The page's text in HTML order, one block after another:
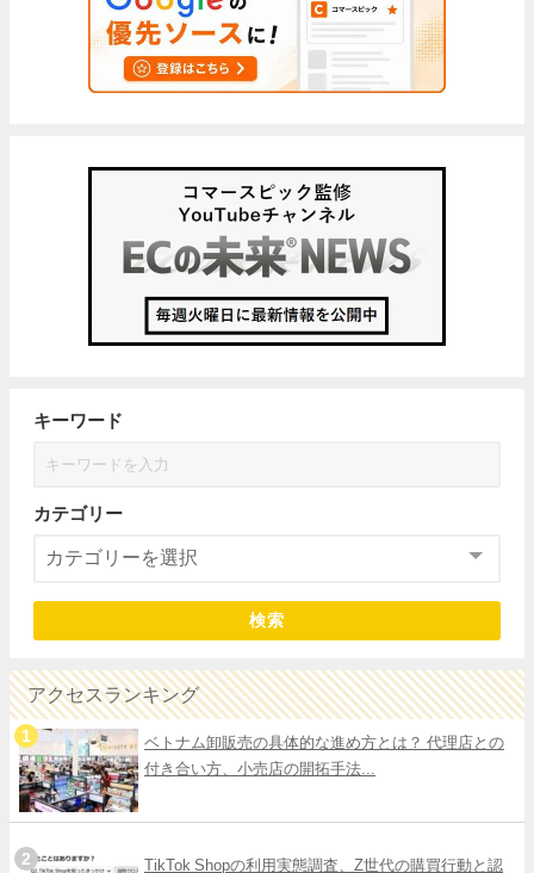
キーワード
カテゴリー
検索
アクセスランキング
ベトナム卸販売の具体的な進め方とは？ 代理店との
付き合い方、小売店の開拓手法...
TikTok Shopの利用実態調査、Z世代の購買行動と認